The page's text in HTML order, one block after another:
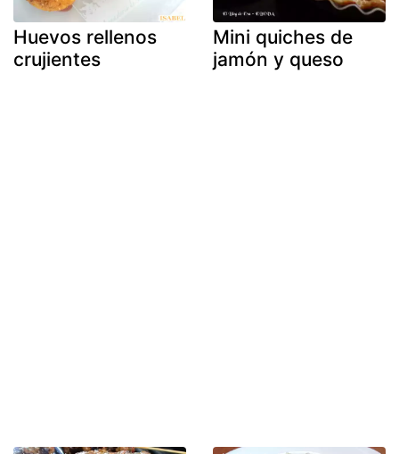
Huevos rellenos
crujientes
Mini quiches de
jamón y queso